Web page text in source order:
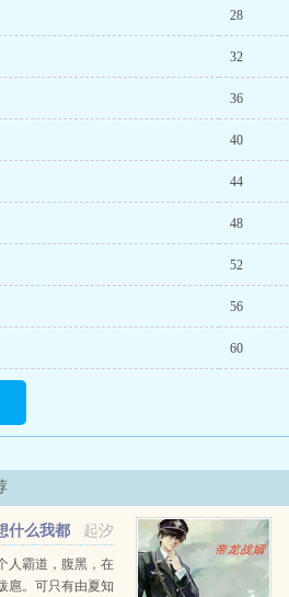
28
32
36
40
44
48
52
56
60
起汐
什么我都
人霸道，腹黑，在
扈。可只有由夏知